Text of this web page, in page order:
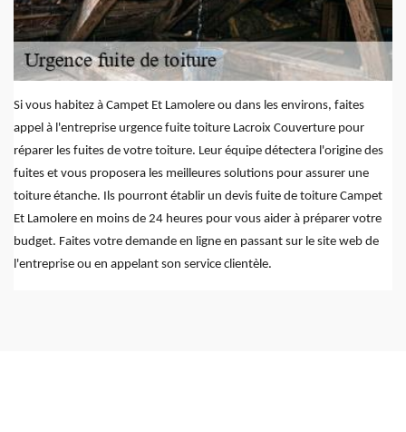
Si vous habitez à Campet Et Lamolere ou dans les environs, faites
appel à l'entreprise urgence fuite toiture Lacroix Couverture pour
réparer les fuites de votre toiture. Leur équipe détectera l'origine des
fuites et vous proposera les meilleures solutions pour assurer une
toiture étanche. Ils pourront établir un devis fuite de toiture Campet
Et Lamolere en moins de 24 heures pour vous aider à préparer votre
budget. Faites votre demande en ligne en passant sur le site web de
l'entreprise ou en appelant son service clientèle.